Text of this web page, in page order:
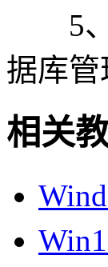
5、
据库管
相关